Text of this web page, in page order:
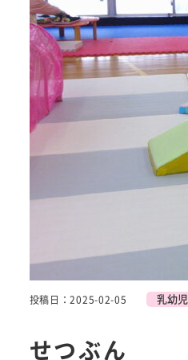
投稿日：2025-02-05 乳幼
せつぶん